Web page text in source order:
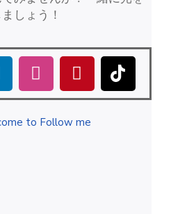
しょう！
to Follow me